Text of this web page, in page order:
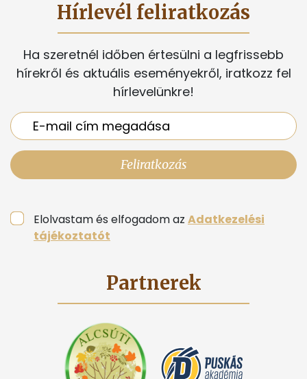
Hírlevél feliratkozás
Ha szeretnél időben értesülni a legfrissebb
hírekről és aktuális eseményekről, iratkozz fel
hírlevelünkre!
Feliratkozás
Elolvastam és elfogadom az Adatkezelési
tájékoztatót
Partnerek